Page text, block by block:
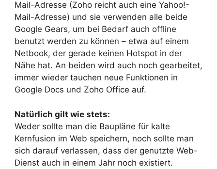
Mail-Adresse (Zoho reicht auch eine Yahoo!-
Mail-Adresse) und sie verwenden alle beide
Google Gears, um bei Bedarf auch offline
benutzt werden zu können – etwa auf einem
Netbook, der gerade keinen Hotspot in der
Nähe hat. An beiden wird auch noch gearbeitet,
immer wieder tauchen neue Funktionen in
Google Docs und Zoho Office auf.
Natürlich gilt wie stets:
Weder sollte man die Baupläne für kalte
Kernfusion im Web speichern, noch sollte man
sich darauf verlassen, dass der genutzte Web-
Dienst auch in einem Jahr noch existiert.